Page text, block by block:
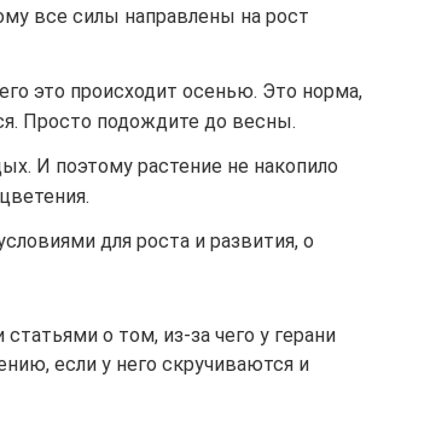
все силы направлены на рост
это происходит осенью. Это норма,
Просто подождите до весны.
И поэтому растение не накопило
для роста и развития, о
о том, из-за чего у герани
если у него скручиваются и